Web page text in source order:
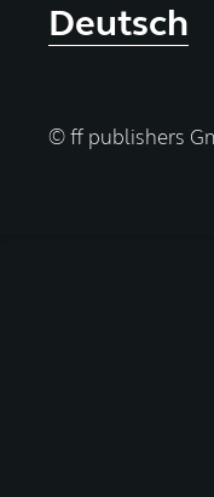
Deutsch
© ff publishers